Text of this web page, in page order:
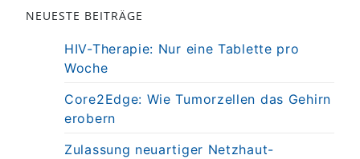
NEUESTE BEITRÄGE
HIV-Therapie: Nur eine Tablette pro
Woche
Core2Edge: Wie Tumorzellen das Gehirn
erobern
Zulassung neuartiger Netzhaut-